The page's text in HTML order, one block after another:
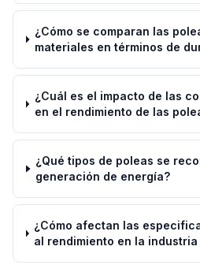
¿Cómo se comparan las
materiales en términos de
¿Cuál es el impacto de las
en el rendimiento de las
¿Qué tipos de poleas se
generación de energía?
¿Cómo afectan las
al rendimiento en la